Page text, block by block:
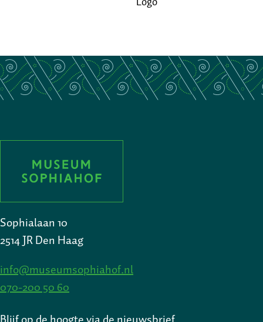
Sophialaan 10
2514 JR Den Haag
info@museumsophiahof.nl
070-200 50 60